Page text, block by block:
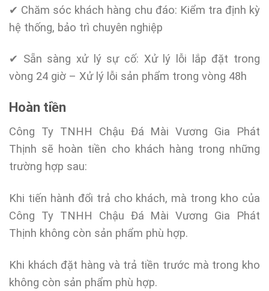
✔ Chăm sóc khách hàng chu đáo: Kiểm tra định kỳ
hệ thống, bảo trì chuyên nghiệp
✔ Sẵn sàng xử lý sự cố: Xử lý lỗi lắp đặt trong
vòng 24 giờ – Xử lý lỗi sản phẩm trong vòng 48h
Hoàn tiền
Công Ty TNHH Chậu Đá Mài Vương Gia Phát
Thịnh sẽ hoàn tiền cho khách hàng trong những
trường hợp sau:
Khi tiến hành đổi trả cho khách, mà trong kho của
Công Ty TNHH Chậu Đá Mài Vương Gia Phát
Thịnh không còn sản phẩm phù hợp.
Khi khách đặt hàng và trả tiền trước mà trong kho
không còn sản phẩm phù hợp.